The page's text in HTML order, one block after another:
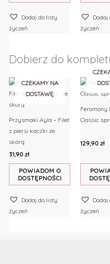
Dodaj do listy
życzeń
Dodaj
życzeń
Dobierz do
CZEKAMY NA
DOSTAWĘ
Przysmaki Ayla – Filet
z piersi kaczki ze
skórą
31,90zł
POWIADOM O
DOSTĘPNOŚCI
Dodaj do listy
życzeń
Feromony
Classic
129,90zł
Dodaj
życzeń